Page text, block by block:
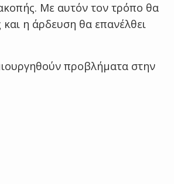
Με αυτόν τον τρόπο θα
η άρδευση θα επανέλθει
προβλήματα στην